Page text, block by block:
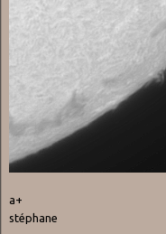
a+
stéphane